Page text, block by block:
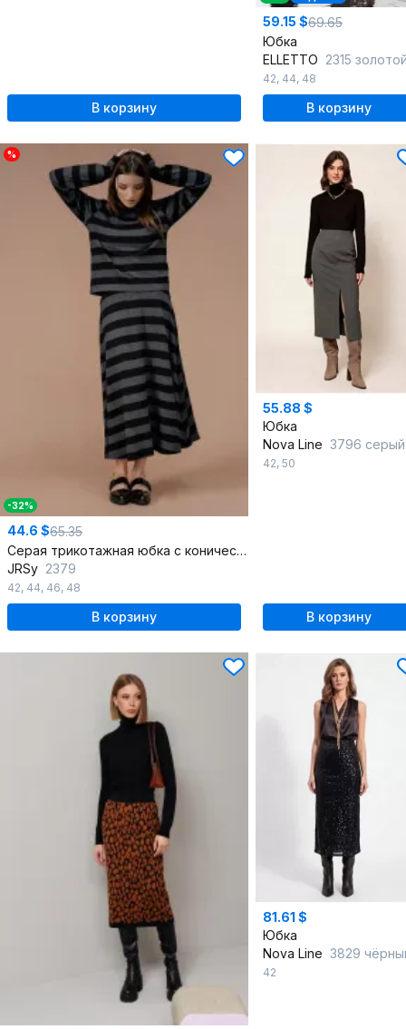
В корзину
59.15 $69.65
Юбка
ELLETTO 2315
42, 44, 48
В корзину
%
-32%
44.6 $65.35
Серая трикотажная юбка с коническим расширением
JRSy 2379
42, 44, 46, 48
В корзину
55.88 $
Юбка
Nova Line 3796 серый
42, 50
В корзину
81.61 $
Юбка
Nova Line 3829
42